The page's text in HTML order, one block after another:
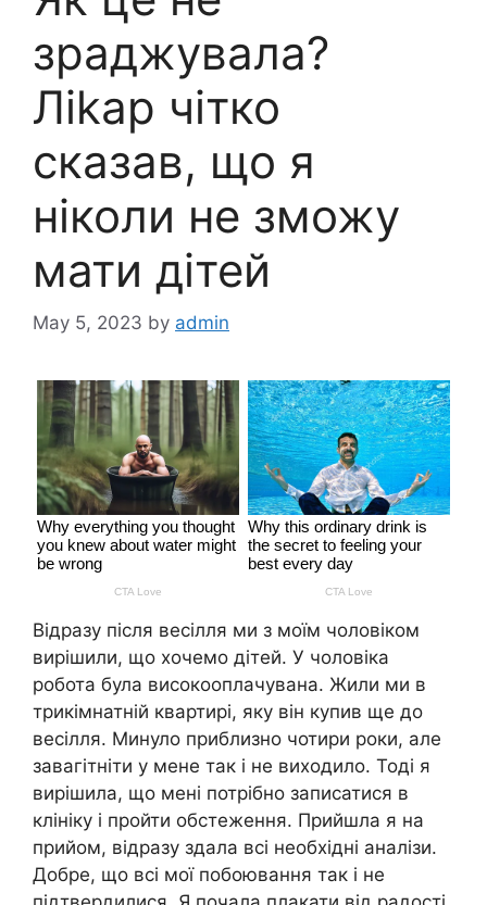
зраджувала?
Ліkар чітко
сказав, що я
ніколи не зможу
мати дітей
May 5, 2023 by admin
Відразу після весілля ми з моїм чоловіком
вирішили, що хочемо дітей. У чоловіка
робота була високооплачувана. Жили ми в
трикімнатній квартирі, яку він купив ще до
весілля. Минуло приблизно чотири роки, але
завагітніти у мене так і не виходило. Тоді я
вирішила, що мені потрібно записатися в
клініку і пройти обстеження. Прийшла я на
прийом, відразу здала всі необхідні аналізи.
Добре, що всі мої побоювання так і не